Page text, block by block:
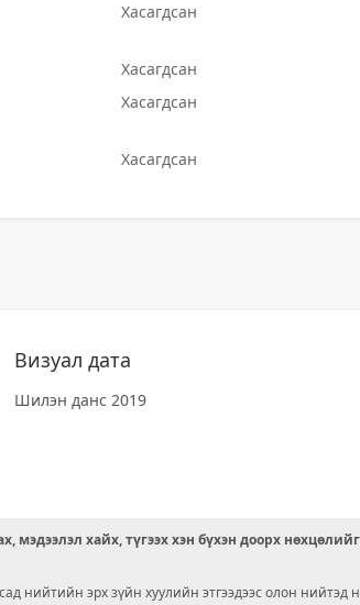
Хасагдсан
Хасагдсан
Хасагдсан
Хасагдсан
Визуал дата
Шилэн данс 2019
мэдээлэл хайх, түгээх хэн бүхэн доорх
нийтийн эрх зүйн хуулийн этгээдээс олон нийтэд